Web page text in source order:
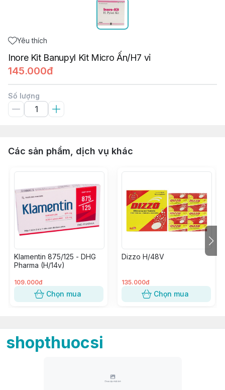
Yêu thích
Inore Kit Banupyl Kit Micro Ấn/H7 vỉ
145.000đ
Số lượng
Các sản phẩm, dịch vụ khác
Klamentin 875/125 - DHG
Pharma (H/14v)
109.000đ
Chọn mua
Dizzo H/48V
135.000đ
Chọn mua
shopthuocsi